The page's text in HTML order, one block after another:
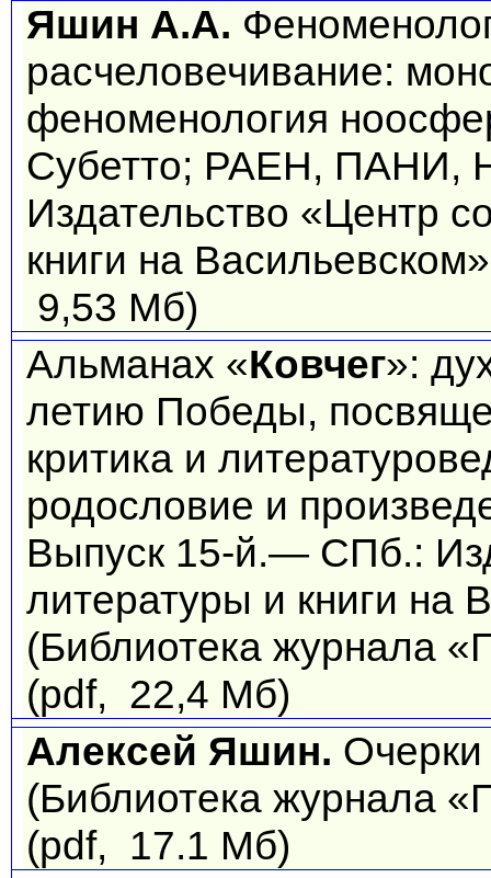
Яшин А.А.
расчеловечивание:
феноменология
Субетто; РАЕН, ПАНИ,
Издательство «Центр
книги на
9,53 Мб)
Альманах «Ковчег»:
летию Победы,
критика и
родословие и
Выпуск 15-й.— СПб.:
литературы и книги на
(Библиотека журнала
(pdf, 22,4 Мб)
Алексей Яшин. Очерки
(Библиотека журнала
(pdf, 17.1 Мб)